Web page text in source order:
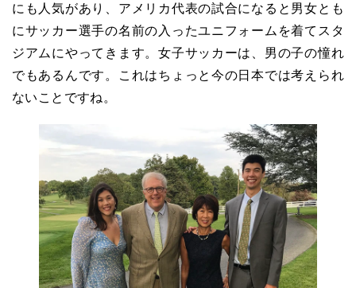
にも人気があり、アメリカ代表の試合になると男女とも
にサッカー選手の名前の入ったユニフォームを着てスタ
ジアムにやってきます。女子サッカーは、男の子の憧れ
でもあるんです。これはちょっと今の日本では考えられ
ないことですね。